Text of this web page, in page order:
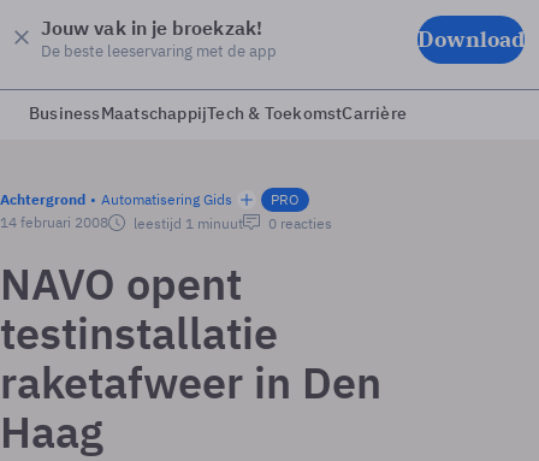
Jouw vak in je broekzak!
De beste leeservaring met de app Download
BusinessMaatschappijTech & ToekomstCarrière
Achtergrond Automatisering Gids
PRO
14 februari 2008
leestijd 1 minuut 0 reacties
NAVO opent
testinstallatie
raketafweer in Den
Haag